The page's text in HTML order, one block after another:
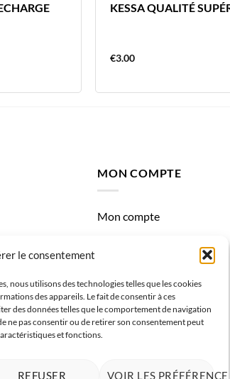
le consentement
nous utilisons des technologies telles que les cookies
des appareils. Le fait de consentir à ces
des données telles que le comportement de navigation
ne pas consentir ou de retirer son consentement peut
et fonctions.
REFUSER VOIR LES PRÉFÉRENCES
KESSA QUALITÉ
€3.00
MON COMPTE
Mon compte